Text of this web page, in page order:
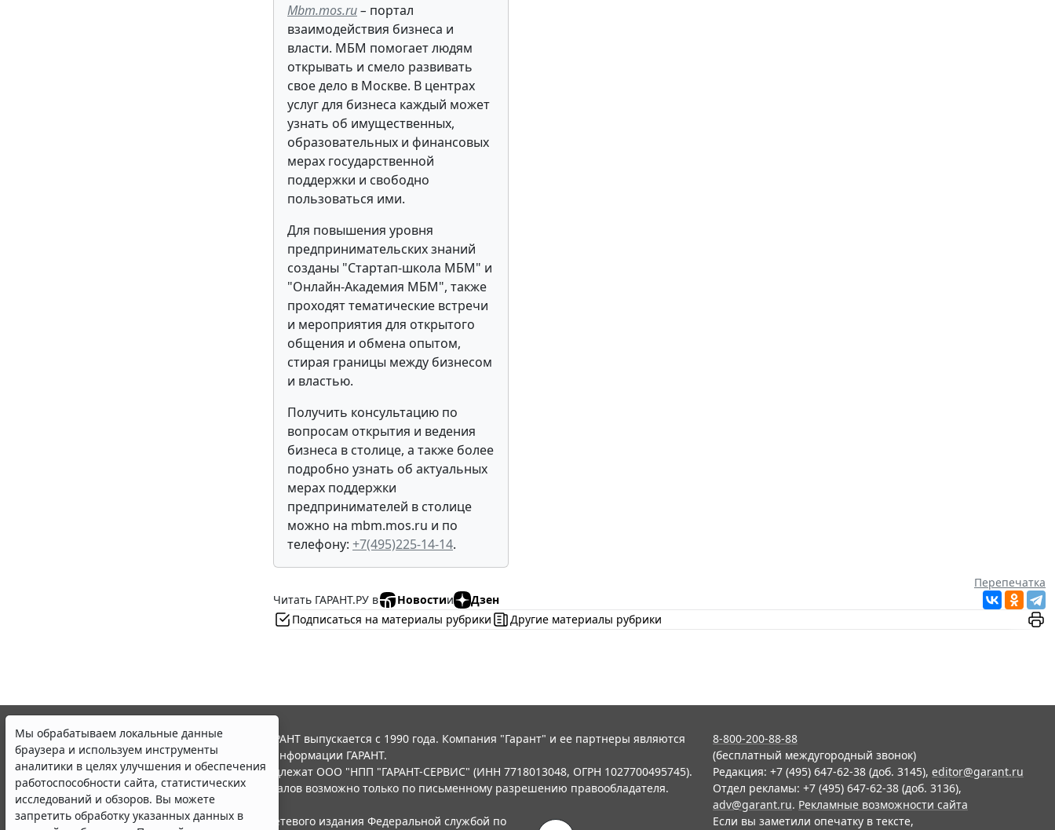
Mbm.mos.ru– портал
взаимодействия бизнеса и
власти. МБМ помогает людям
открывать и смело развивать
свое дело в Москве. В центрах
услуг для бизнеса каждый может
узнать об имущественных,
образовательных и финансовых
мерах государственной
поддержки и свободно
пользоваться ими.
Для повышения уровня
предпринимательских знаний
созданы "Стартап-школа МБМ" и
"Онлайн-Академия МБМ", также
проходят тематические встречи
и мероприятия для открытого
общения и обмена опытом,
стирая границы между бизнесом
и властью.
Получить консультацию по
вопросам открытия и ведения
бизнеса в столице, а также более
подробно узнать об актуальных
мерах поддержки
предпринимателей в столице
можно на mbm.mos.ru и по
телефону: +7(495)225-14-14.
Перепечатка
Читать ГАРАНТ.РУ в
Новостии
Дзен
Подписаться на материалы рубрики
Другие материалы рубрики
Мы обрабатываем локальные данные
браузера и используем инструменты
аналитики в целях улучшения и обеспечения
работоспособности сайта, статистических
исследований и обзоров. Вы можете
запретить обработку указанных данных в
© ООО "НПП "ГАРАНТ-СЕРВИС", 2026. Система ГАРАНТ выпускается с 1990 года. Компания "Гарант" и ее партнеры являются
участниками Российской ассоциации правовой информации ГАРАНТ.
Все права на материалы сайта ГАРАНТ.РУ принадлежат ООО "НПП "ГАРАНТ-СЕРВИС" (ИНН 7718013048, ОГРН 1027700495745).
Полное или частичное воспроизведение материалов возможно только по письменному разрешению правообладателя.
Правила использования портала.
Портал ГАРАНТ.РУ зарегистрирован в качестве сетевого издания Федеральной службой по
8-800-200-88-88
(бесплатный междугородный звонок)
Редакция: +7 (495) 647-62-38 (доб. 3145), editor@garant.ru
Отдел рекламы: +7 (495) 647-62-38 (доб. 3136),
adv@garant.ru. Рекламные возможности сайта
Если вы заметили опечатку в тексте,